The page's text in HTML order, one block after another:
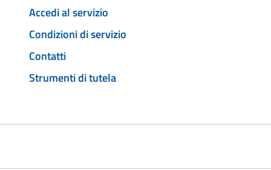
Accedi al servizio
Condizioni di servizio
Contatti
Strumenti di tutela